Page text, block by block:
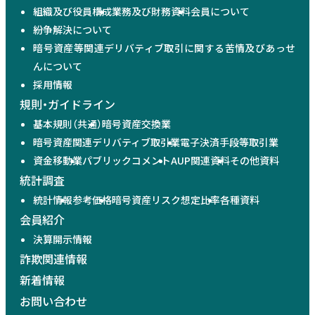
組織及び役員構成業務及び財務資料会員について
紛争解決について
暗号資産等関連デリバティブ取引に関する苦情及びあっせ
んについて
採用情報
規則・ガイドライン
基本規則（共通）暗号資産交換業
暗号資産関連デリバティブ取引業電子決済手段等取引業
資金移動業パブリックコメントAUP関連資料その他資料
統計調査
統計情報参考価格暗号資産リスク想定比率各種資料
会員紹介
決算開示情報
詐欺関連情報
新着情報
お問い合わせ